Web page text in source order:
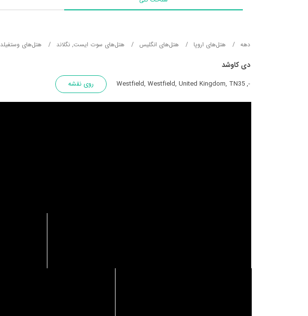
دهه هتل‌های اروپا هتل‌های انگلیس هتل‌های سوت ایست, نگلاند هتل‌های وستفیلد
دی کاوشد
-, Westfield, Westfield, United Kingdom, TN35 روی نقشه